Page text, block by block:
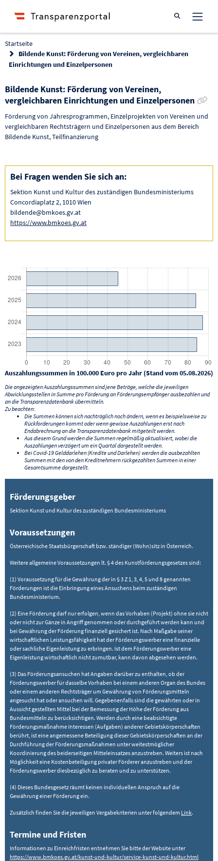
Suche öffnen
Startseite
Bildende Kunst: Förderung von Vereinen, vergleichbaren
Einrichtungen und Einzelpersonen
Bildende Kunst: Förderung von Vereinen,
vergleichbaren Einrichtungen und Einzelpersonen
Förderung von Jahresprogrammen, Einzelprojekten von Vereinen und
vergleichbaren Rechtsträgern und Einzelpersonen aus dem Bereich
Bildende Kunst, Teilfinanzierung
Bei Fragen wenden Sie sich an:
Sektion Kunst und Kultur des zuständigen Bundesministeriums
Concordiaplatz 2, 1010 Wien
bildende@bmkoes.gv.at
https://www.bmkoes.gv.at
Auszahlungssummen in 100.000 Euro pro Jahr (Stand vom 05.08.2026)
Die angezeigten Auszahlungssummen sind jene Beträge, welche die jeweiligen
Abwicklungsstellen in Summe pro Förderung an Förderungsempfänger ausbezahlen und
an die Transparenzdatenbank übermitteln.
Zu beachten:
Die Summen können sich nachträglich noch ändern, wenn es beispielsweise zu
Rückforderungen kommt oder wenn gewisse Auszahlungen erst nach
Endabrechnung an die Transparenzdatenbank mitgeteilt werden.
Aus diesem Grund werden die Summen regelmäßig aktualisiert, wobei die
Auszahlungen verzögert um ein Quartal dargestellt werden.
Bei Covid-19 Gelddarlehen (Kredite und Darlehen) werden die ausbezahlten
Summen mit den von den Kreditnehmern rückgezahlten Summen in einer
Gesamtsumme dargestellt.
Förderungsgeber
Sektion Kunst und Kultur des zuständigen Bundesministeriums
Voraussetzungen
Österreichische Staatsbürgerschaft bzw. ständiger (Wohn)sitz in Österreich.
Weitere allgemeine Voraussetzungen lt. § 4 des Kunstförderungsgesetzes sind:
(1) Voraussetzung für die Gewährung der in § 3 Z 1, 3, 4, 5 und 8 genannten
Förderungen ist die Einbringung eines Ansuchens beim zuständigen
Bundesministerium.
(2) Eine Förderung darf nur erfolgen, wenn das Vorhaben (Projekt) ohne sie nicht
oder nicht zur Gänze in Angriff genommen oder durchgeführt werden kann und
bei Gewährung der Förderung finanziell gesichert ist. Nach Maßgabe seiner
wirtschaftlichen Leistungsfähigkeit hat der Förderungswerber eine finanzielle
oder sachliche Eigenleistung zu erbringen. Ist dem Förderungswerber eine
Eigenleistung wirtschaftlich nicht zumutbar, kann davon abgesehen werden.
(3) Das Förderungsansuchen hat Angaben darüber zu enthalten, ob der
Förderungswerber für dasselbe Vorhaben bei einem anderen Organ des Bundes
oder einem anderen Rechtsträger um Gewährung von Förderungsmitteln
angesucht hat oder ansuchen will. Gegebenenfalls sind die gewährten oder in
Aussicht gestellten Mittel bei der Bemessung der Höhe der Förderung aus
Bundesmitteln zu berücksichtigen. Werden durch eine beabsichtigte
Förderungsmaßnahme Interessen (Aufgaben) anderer Gebietskörperschaften
berührt, ist eine angemessene Beteiligung dieser Gebietskörperschaften an der
Durchführung der Förderungsmaßnahmen unter weitestmöglicher
Koordinierung des beiderseitigen Mitteleinsatzes anzustreben. Weiters ist nach
Möglichkeit eine Kostenbeteiligung privater Förderer anzustreben und der
Förderungswerber diesbezüglich zu beraten und zu unterstützen.
(4) Dieses Bundesgesetz räumt keinen individuellen Anspruch auf die
Gewährung einer Förderung ein.
Zusätzlich finden Sie die jeweiligen Vergabekriterien unter folgendem Link.
Termine und Fristen
Informationen zu Einreichfristen entnehmen Sie bitte der Website unter
https://www.bmkoes.gv.at/kunst-und-kultur/service-kunst-und-kultur.html